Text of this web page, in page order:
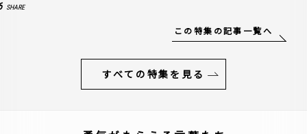
SHARE
この特集の記事一覧へ
すべての特集を見る